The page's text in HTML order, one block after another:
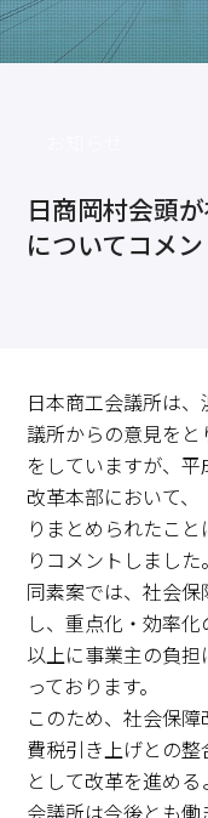
資金を調達したい
補助金を活用した
原産地証明など証
その他経営相談
採用情報
日商岡村会頭
についてコメン
日本商工会議所は
議所からの意見を
をしていますが、
改革本部において
りまとめられたこ
りコメントしました。
同素案では、社会
し、重点化・効率
以上に事業主の負
っております。
このため、社会保
費税引き上げとの
として改革を進め
会議所は今後とも働